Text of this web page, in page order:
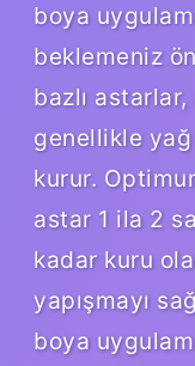
boya
beklemeniz
bazlı
genellikle yağ
kurur.
astar 1 ila 2
kadar kuru
yapışmayı
boya